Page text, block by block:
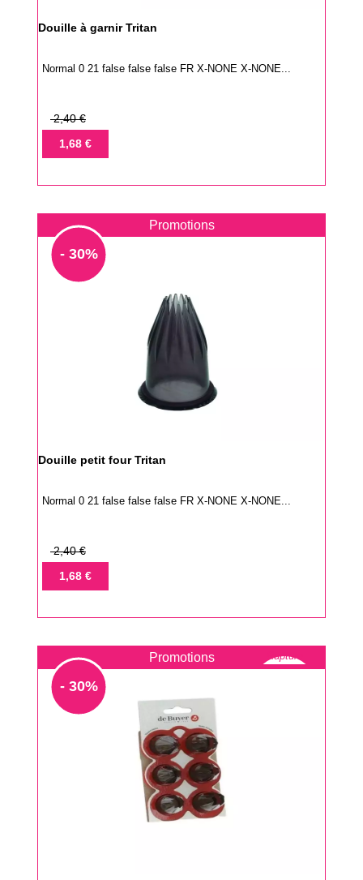
Douille à garnir Tritan
Normal 0 21 false false false FR X-NONE X-NONE...
Prix
base
2,40 €
Prix1,68 €
Promotions
- 30%
Douille petit four Tritan
Normal 0 21 false false false FR X-NONE X-NONE...
Prix
base
2,40 €
Prix1,68 €
Rupture
Promotions
- 30%